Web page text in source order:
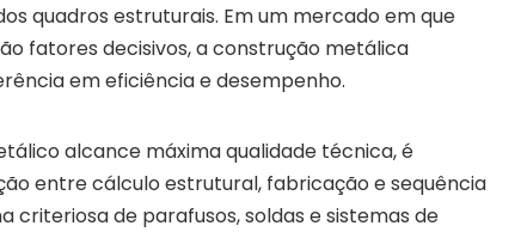
quadros estruturais. Em um mercado em que
fatores decisivos, a construção metálica
em eficiência e desempenho.
alcance máxima qualidade técnica, é
entre cálculo estrutural, fabricação e sequência
criteriosa de parafusos, soldas e sistemas de